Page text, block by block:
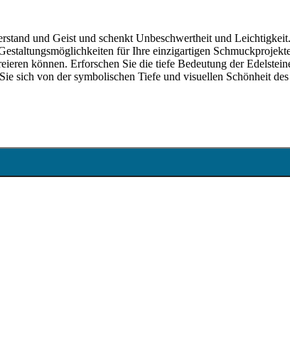
und Geist und schenkt Unbeschwertheit und Leichtigkeit.
für Ihre einzigartigen
können. Erforschen Sie die tiefe Bedeutung der
sich von der symbolischen Tiefe und visuellen Schönheit des